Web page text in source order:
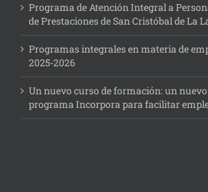
Programa de Atención Integral a
de Prestaciones de San Cristóbal de La
Programas integrales en materia de
2025-2026
Un nuevo curso de formación: un
programa Incorpora para facilitar